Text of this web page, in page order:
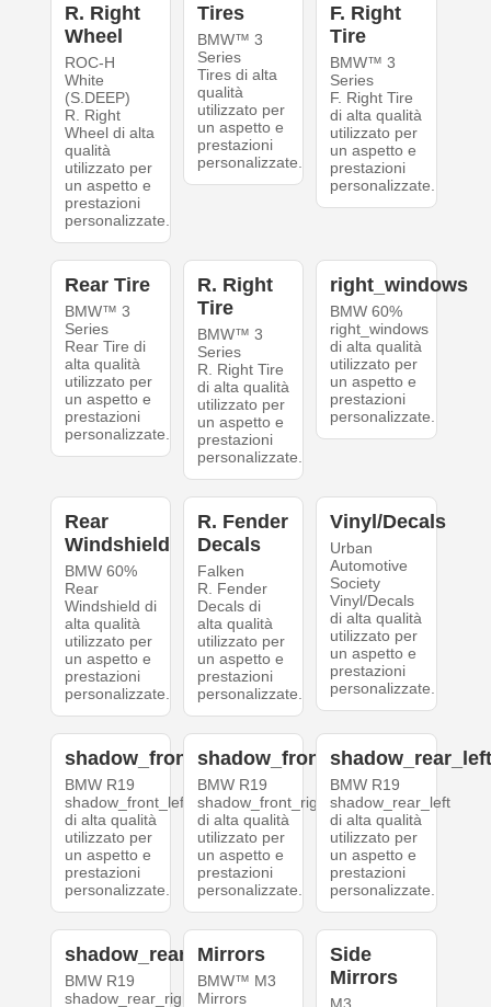
R. Right
Wheel
ROC-H
White
(S.DEEP)
R. Right
Wheel di alta
qualità
utilizzato per
un aspetto e
prestazioni
personalizzate.
Tires
BMW™ 3
Series
Tires di alta
qualità
utilizzato per
un aspetto e
prestazioni
personalizzate.
F. Right
Tire
BMW™ 3
Series
F. Right Tire
di alta qualità
utilizzato per
un aspetto e
prestazioni
personalizzate.
Rear Tire
BMW™ 3
Series
Rear Tire di
alta qualità
utilizzato per
un aspetto e
prestazioni
personalizzate.
R. Right
Tire
BMW™ 3
Series
R. Right Tire
di alta qualità
utilizzato per
un aspetto e
prestazioni
personalizzate.
right_windows
BMW 60%
right_windows
di alta qualità
utilizzato per
un aspetto e
prestazioni
personalizzate.
Rear
Windshield
BMW 60%
Rear
Windshield di
alta qualità
utilizzato per
un aspetto e
prestazioni
personalizzate.
R. Fender
Decals
Falken
R. Fender
Decals di
alta qualità
utilizzato per
un aspetto e
prestazioni
personalizzate.
Vinyl/Decals
Urban
Automotive
Society
Vinyl/Decals
di alta qualità
utilizzato per
un aspetto e
prestazioni
personalizzate.
shadow_front_left
BMW R19
shadow_front_left
di alta qualità
utilizzato per
un aspetto e
prestazioni
personalizzate.
shadow_front_right
BMW R19
shadow_front_right
di alta qualità
utilizzato per
un aspetto e
prestazioni
personalizzate.
BMW R19
shadow_rear_left
di alta qualità
utilizzato per
un aspetto e
prestazioni
personalizzate.
shadow_rear_right
BMW R19
shadow_rear_right
Mirrors
BMW™ M3
Mirrors
Side
Mirrors
M3